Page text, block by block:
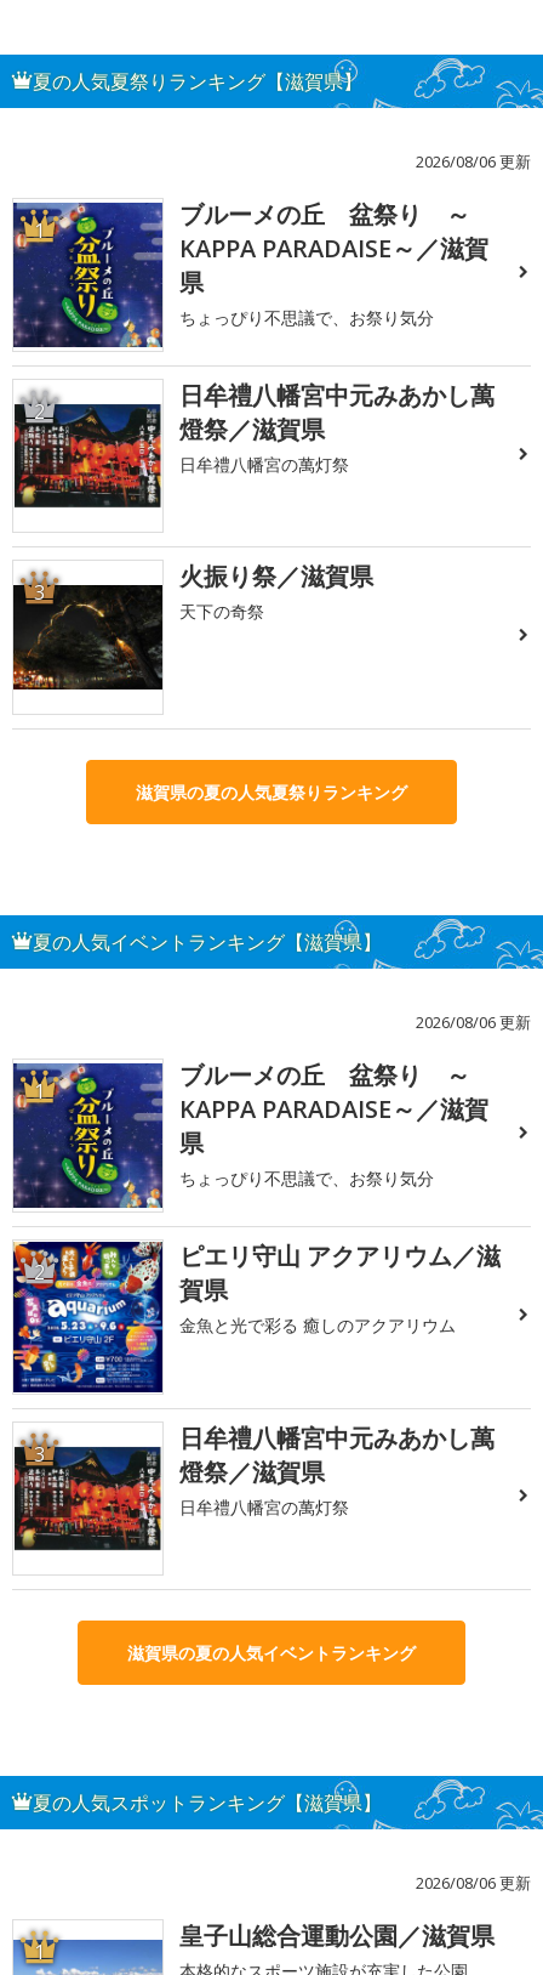
夏の人気夏祭りランキング【滋賀県】
2026/08/06 更新
1
ブルーメの丘 盆祭り ～
KAPPA PARADAISE～／滋賀
県
ちょっぴり不思議で、お祭り気分
2
日牟禮八幡宮中元みあかし萬
燈祭／滋賀県
日牟禮八幡宮の萬灯祭
3 火振り祭／滋賀県
天下の奇祭
滋賀県の夏の人気夏祭りランキング
夏の人気イベントランキング【滋賀県】
2026/08/06 更新
1
ブルーメの丘 盆祭り ～
KAPPA PARADAISE～／滋賀
県
ちょっぴり不思議で、お祭り気分
2
ピエリ守山 アクアリウム／滋
賀県
金魚と光で彩る 癒しのアクアリウム
3
日牟禮八幡宮中元みあかし萬
燈祭／滋賀県
日牟禮八幡宮の萬灯祭
滋賀県の夏の人気イベントランキング
夏の人気スポットランキング【滋賀県】
2026/08/06 更新
1 皇子山総合運動公園／滋賀県